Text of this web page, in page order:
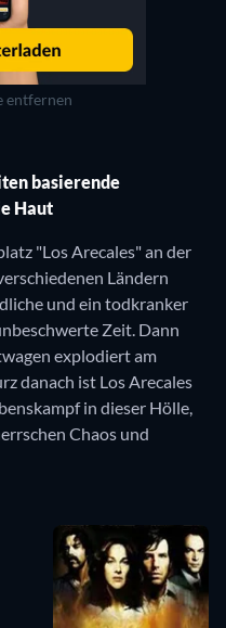
entfernen
basierende
Haut
"Los Arecales" an der
Ländern
und ein todkranker
Zeit. Dann
explodiert am
danach ist Los Arecales
in dieser Hölle,
Chaos und